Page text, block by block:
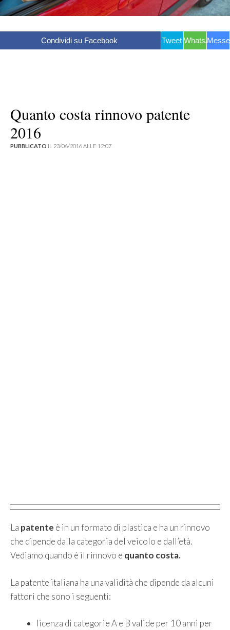
Condividi su Facebook Tweet WhatsApp
Quanto costa rinnovo patente
2016
PUBBLICATO IL 23/06/2016 ALLE 12:07
La patente è in un formato di plastica e ha un rinnovo
che dipende dalla categoria del veicolo e dall’età.
Vediamo quando è il rinnovo e quanto costa.
La patente italiana ha una validità che dipende da alcuni
fattori che sono i seguenti:
licenza di categorie A e B valide per 10 anni per